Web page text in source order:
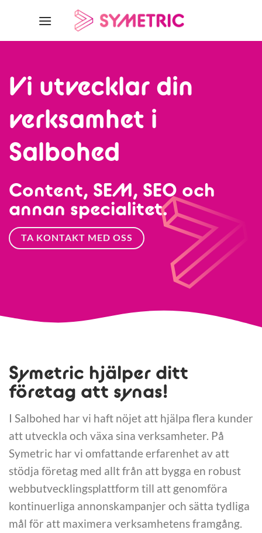
Vi utvecklar din
verksamhet i
Salbohed
Content, SEM, SEO och
annan specialitet.
TA KONTAKT MED OSS
Symetric hjälper ditt
företag att synas!
I Salbohed har vi haft nöjet att hjälpa flera kunder
att utveckla och växa sina verksamheter. På
Symetric har vi omfattande erfarenhet av att
stödja företag med allt från att bygga en robust
webbutvecklingsplattform till att genomföra
kontinuerliga annonskampanjer och sätta tydliga
mål för att maximera verksamhetens framgång.